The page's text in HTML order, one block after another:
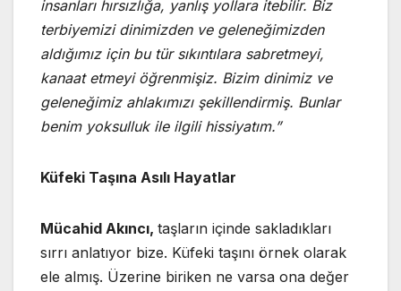
insanları hırsızlığa, yanlış yollara itebilir. Biz
terbiyemizi dinimizden ve geleneğimizden
aldığımız için bu tür sıkıntılara sabretmeyi,
kanaat etmeyi öğrenmişiz. Bizim dinimiz ve
geleneğimiz ahlakımızı şekillendirmiş. Bunlar
benim yoksulluk ile ilgili hissiyatım.”
Küfeki Taşına Asılı Hayatlar
Mücahid Akıncı, taşların içinde sakladıkları
sırrı anlatıyor bize. Küfeki taşını örnek olarak
ele almış. Üzerine biriken ne varsa ona değer